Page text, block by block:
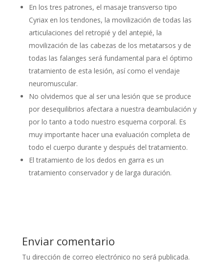
En los tres patrones, el masaje transverso tipo
Cyriax en los tendones, la movilización de todas las
articulaciones del retropié y del antepié, la
movilización de las cabezas de los metatarsos y de
todas las falanges será fundamental para el óptimo
tratamiento de esta lesión, así como el vendaje
neuromuscular.
No olvidemos que al ser una lesión que se produce
por desequilibrios afectara a nuestra deambulación y
por lo tanto a todo nuestro esquema corporal. Es
muy importante hacer una evaluación completa de
todo el cuerpo durante y después del tratamiento.
El tratamiento de los dedos en garra es un
tratamiento conservador y de larga duración.
Enviar comentario
Tu dirección de correo electrónico no será publicada.